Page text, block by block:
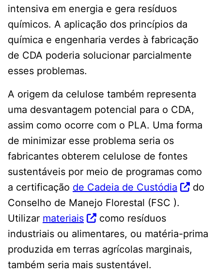
intensiva em energia e gera resíduos
químicos. A aplicação dos princípios da
química e engenharia verdes à fabricação
de CDA poderia solucionar parcialmente
esses problemas.
A origem da celulose também representa
uma desvantagem potencial para o CDA,
assim como ocorre com o PLA. Uma forma
de minimizar esse problema seria os
fabricantes obterem celulose de fontes
sustentáveis ​​por meio de programas como
a certificação de Cadeia de Custódia
do
Conselho de Manejo Florestal (FSC ).
Utilizar materiais
como resíduos
industriais ou alimentares, ou matéria-prima
produzida em terras agrícolas marginais,
também seria mais sustentável.